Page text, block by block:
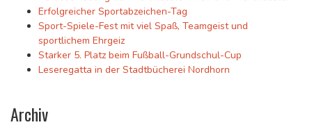
Erfolgreicher Sportabzeichen-Tag
Sport-Spiele-Fest mit viel Spaß, Teamgeist und
sportlichem Ehrgeiz
Starker 5. Platz beim Fußball-Grundschul-Cup
Leseregatta in der Stadtbücherei Nordhorn
Archiv